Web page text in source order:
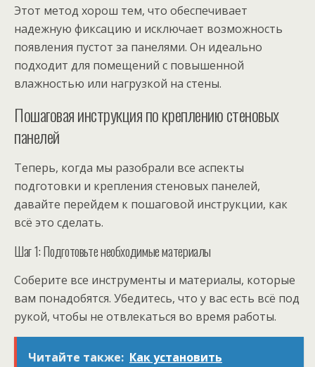
Этот метод хорош тем, что обеспечивает
надежную фиксацию и исключает возможность
появления пустот за панелями. Он идеально
подходит для помещений с повышенной
влажностью или нагрузкой на стены.
Пошаговая инструкция по креплению стеновых
панелей
Теперь, когда мы разобрали все аспекты
подготовки и крепления стеновых панелей,
давайте перейдем к пошаговой инструкции, как
всё это сделать.
Шаг 1: Подготовьте необходимые материалы
Соберите все инструменты и материалы, которые
вам понадобятся. Убедитесь, что у вас есть всё под
рукой, чтобы не отвлекаться во время работы.
Читайте также: Как установить